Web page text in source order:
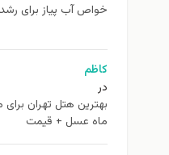
خواص آب پیاز برای
کاظم
در
ماه عسل + قیمت